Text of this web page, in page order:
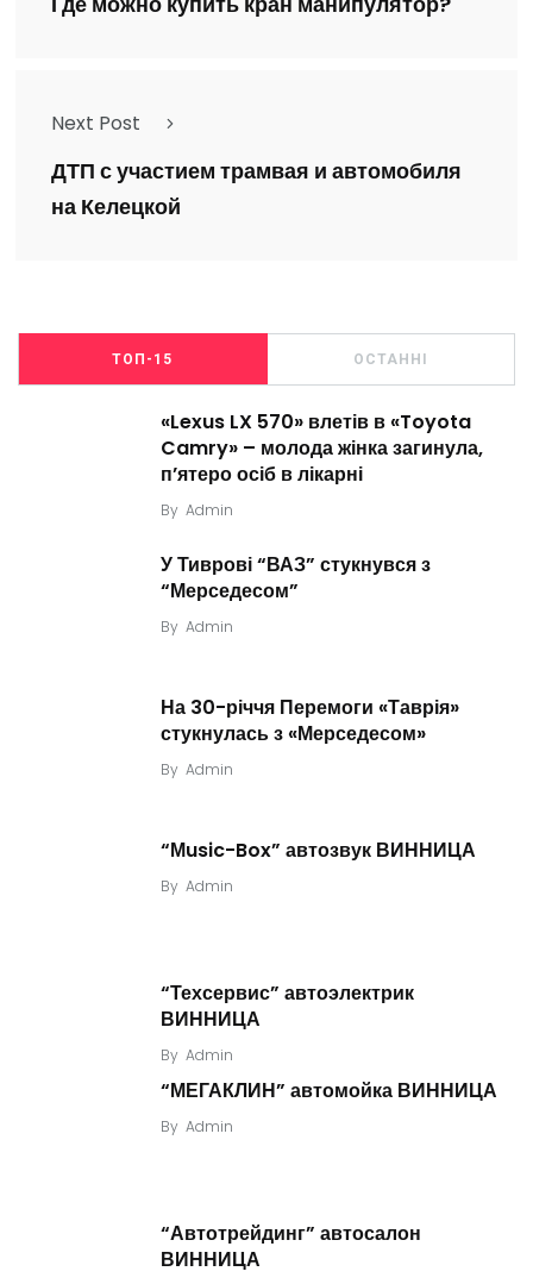
Next Post
ДТП с участием трамвая и автомобиля
на Келецкой
ТОП-15 ОСТАННІ
«Lexus LX 570» влетів в «Toyota
Camry» – молода жінка загинула,
п’ятеро осіб в лікарні
By Admin
У Тиврові “ВАЗ” стукнувся з
“Мерседесом”
By Admin
На 30-річчя Перемоги «Таврія»
стукнулась з «Мерседесом»
By Admin
“Мusic-Box” автозвук ВИННИЦА
By Admin
“Техсервис” автоэлектрик
ВИННИЦА
By Admin
“МЕГАКЛИН” автомойка ВИННИЦА
By Admin
“Автотрейдинг” автосалон
ВИННИЦА